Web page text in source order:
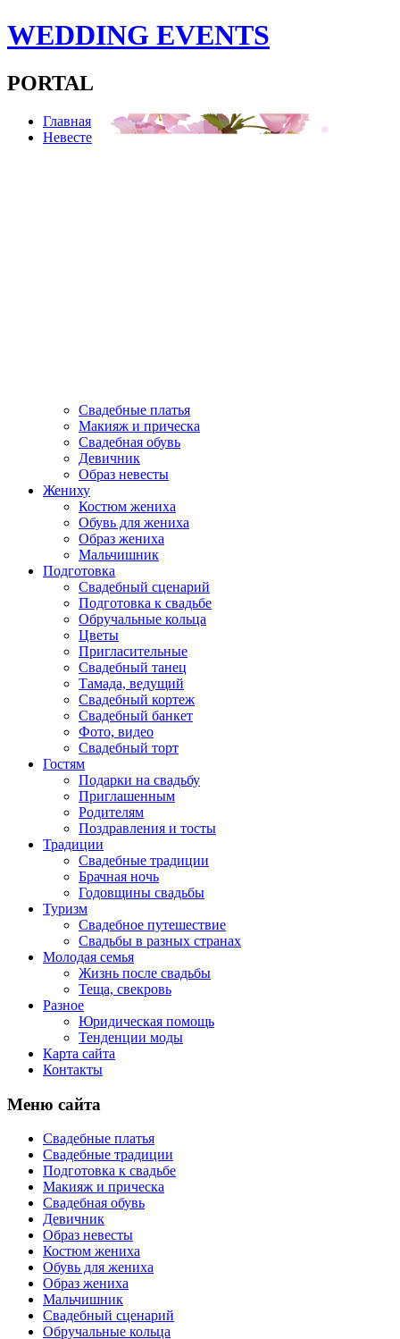
WEDDING EVENTS
PORTAL
Главная
Невесте
Свадебные платья
Макияж и прическа
Свадебная обувь
Девичник
Образ невесты
Жениху
Костюм жениха
Обувь для жениха
Образ жениха
Мальчишник
Подготовка
Свадебный сценарий
Подготовка к свадьбе
Обручальные кольца
Цветы
Пригласительные
Свадебный танец
Тамада, ведущий
Свадебный кортеж
Свадебный банкет
Фото, видео
Свадебный торт
Гостям
Подарки на свадьбу
Приглашенным
Родителям
Поздравления и тосты
Традиции
Свадебные традиции
Брачная ночь
Годовщины свадьбы
Туризм
Свадебное путешествие
Свадьбы в разных странах
Молодая семья
Жизнь после свадьбы
Теща, свекровь
Разное
Юридическая помощь
Тенденции моды
Карта сайта
Контакты
Меню сайта
Свадебные платья
Свадебные традиции
Подготовка к свадьбе
Макияж и прическа
Свадебная обувь
Девичник
Образ невесты
Костюм жениха
Обувь для жениха
Образ жениха
Мальчишник
Свадебный сценарий
Обручальные кольца